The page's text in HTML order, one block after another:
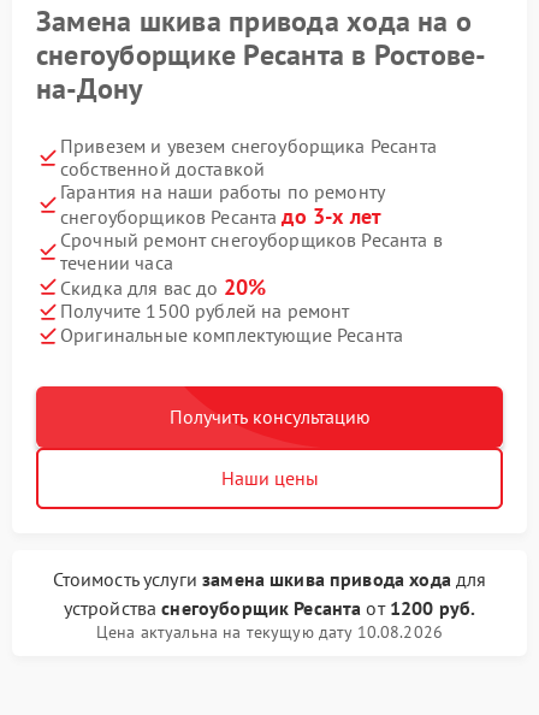
Замена шкива привода хода на о
снегоуборщике Ресанта в Ростове-
на-Дону
Привезем и увезем снегоуборщика Ресанта
собственной доставкой
Гарантия на наши работы по ремонту
снегоуборщиков Ресантадо 3-х лет
Срочный ремонт снегоуборщиков Ресанта в
течении часа
Скидка для вас до 20%
Получите 1500 рублей на ремонт
Оригинальные комплектующие Ресанта
Получить консультацию
Наши цены
Стоимость услугизамена шкива привода хода для
устройстваснегоуборщик Ресанта от 1200 руб.
Цена актуальна на текущую дату 10.08.2026